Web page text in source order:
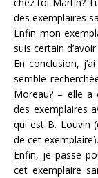
des exemplaires
Enfin mon
suis certain
En conclusion,
semble
Moreau? – elle a
des exemplaires
qui est B. Louvin
de cet exemplaire).
Enfin, je passe
cet exemplaire